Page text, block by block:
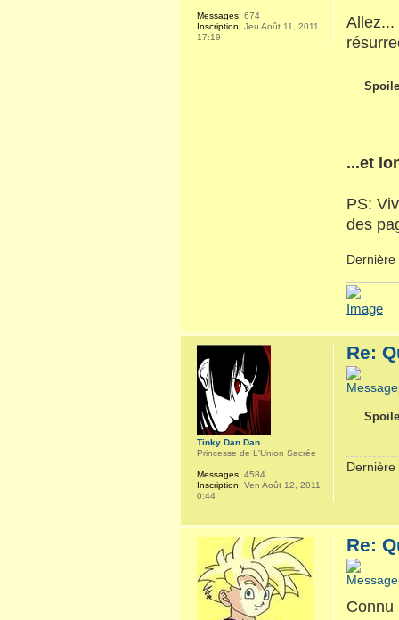
Allez...
...et
PS:
des
Messages: 674
Inscription: Jeu Août 11, 2011
17:19
Re:
Tinky Dan Dan
Princesse de L'Union Sacrée
Messages: 4584
Inscription: Ven Août 12, 2011
0:44
Re:
Connu